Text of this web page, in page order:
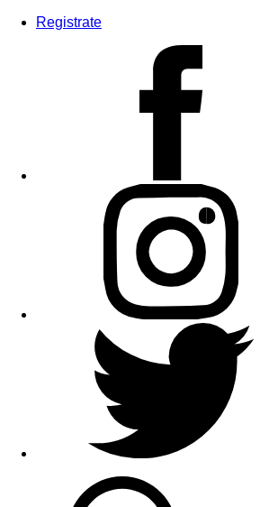
Registrate